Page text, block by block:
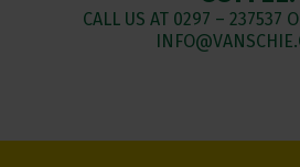
CALL US AT 0297 – 237537